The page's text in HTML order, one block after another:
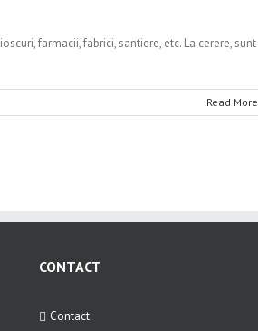
farmacii, fabrici, santiere, etc. La cerere, sunt
Read More
CONTACT
Contact